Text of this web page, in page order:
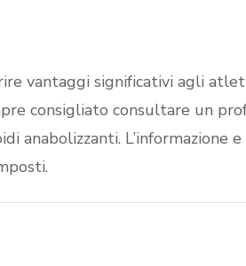
vantaggi significativi agli
consigliato consultare un
anabolizzanti. L’informazione